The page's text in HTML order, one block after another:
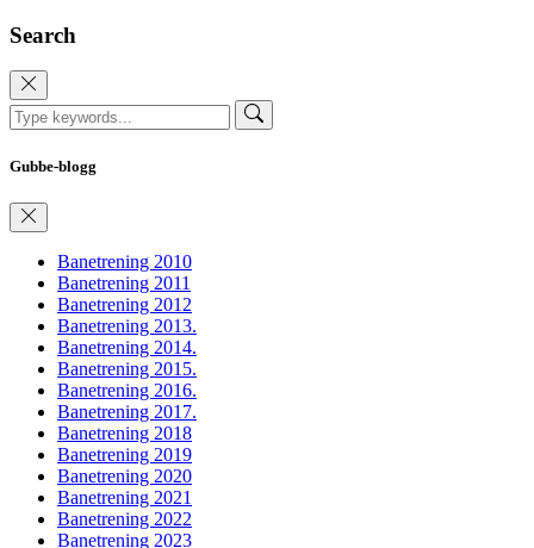
Search
Gubbe-blogg
Banetrening 2010
Banetrening 2011
Banetrening 2012
Banetrening 2013.
Banetrening 2014.
Banetrening 2015.
Banetrening 2016.
Banetrening 2017.
Banetrening 2018
Banetrening 2019
Banetrening 2020
Banetrening 2021
Banetrening 2022
Banetrening 2023